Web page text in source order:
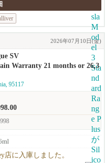
2026年07月10日(金)
SV
Warranty 21 months or 26,3
95117
店に入庫しました。